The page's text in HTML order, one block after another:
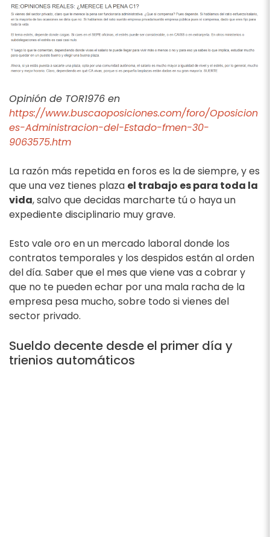
Opinión de TOR1976 en
https://www.buscaoposiciones.com/foro/Oposicion
es-Administracion-del-Estado-fmen-30-
9063575.htm
La razón más repetida en foros es la de siempre, y es
que una vez tienes plaza el trabajo es para toda la
vida, salvo que decidas marcharte tú o haya un
expediente disciplinario muy grave.
Esto vale oro en un mercado laboral donde los
contratos temporales y los despidos están al orden
del día. Saber que el mes que viene vas a cobrar y
que no te pueden echar por una mala racha de la
empresa pesa mucho, sobre todo si vienes del
sector privado.
Sueldo decente desde el primer día y
trienios automáticos